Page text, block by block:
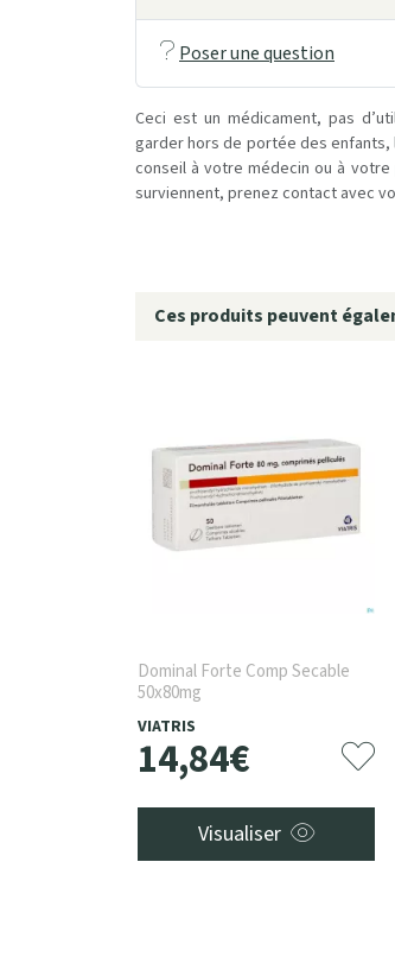
Poser une question
Ceci est un médicament, pas
garder hors de portée des
conseil à votre médecin ou à
surviennent, prenez contact avec
Ces produits peuvent
Dominal Forte Comp Secable
50x80mg
VIATRIS
14,84€
Visualiser